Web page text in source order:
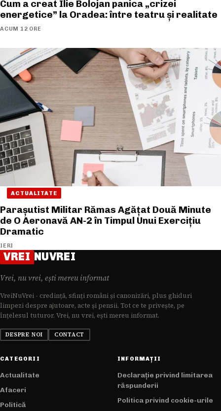
Cum a creat Ilie Bolojan panica „crizei
energetice” la Oradea: între teatru și realitate
ACUM 12 ORE
ACTUALITATE
Parașutist Militar Rămas Agățat Două Minute
de O Aeronavă AN-2 în Timpul Unui Exercițiu
Dramatic
IERI
VREI NUVREI
Vrei, nu vrei, ești mereu informat
VreiNuVrei - credință, sfinți români și canonizări, plus ghiduri
limpezi despre ajutoare, acte și pensii. Tot ce te privește, pe
înțelesul tuturor. Vrei, nu vrei, ești mereu informat.
DESPRE NOI CONTACT
CATEGORII
Actualitate
Afaceri
Politică
INFORMAȚII
Declarație privind limitarea
răspunderii
Politica privind cookie-urile